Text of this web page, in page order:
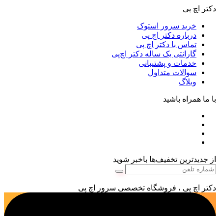
دکتر اچ پی
خرید سرور استوک
درباره دکتر اچ پی
تماس با دکتر اچ پی
گارانتی یک ساله دکتر اچ‌پی
خدمات و پشتیبانی
سوالات متداول
وبلاگ
با ما همراه باشید
از جدیدترین تخفیف‌ها باخبر شوید
دکتر اچ پی ، فروشگاه تخصصی سرور اچ پی